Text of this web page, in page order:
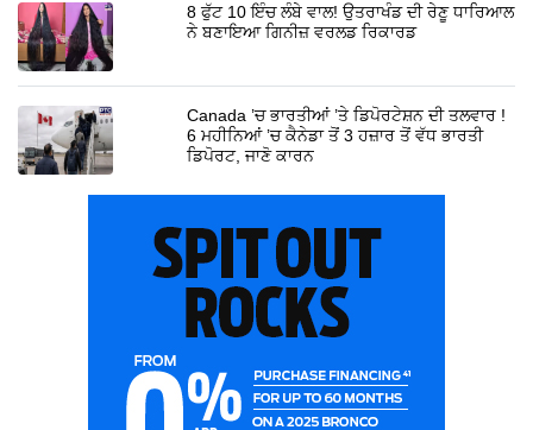
8 ਫੁੱਟ 10 ਇੰਚ ਲੰਬੇ ਵਾਲ! ਉਤਰਾਖੰਡ ਦੀ ਰੇਣੂ ਧਾਰਿਆਲ
ਨੇ ਬਣਾਇਆ ਗਿਨੀਜ਼ ਵਰਲਡ ਰਿਕਾਰਡ
Canada ’ਚ ਭਾਰਤੀਆਂ ’ਤੇ ਡਿਪੋਰਟੇਸ਼ਨ ਦੀ ਤਲਵਾਰ !
6 ਮਹੀਨਿਆਂ ’ਚ ਕੈਨੇਡਾ ਤੋਂ 3 ਹਜ਼ਾਰ ਤੋਂ ਵੱਧ ਭਾਰਤੀ
ਡਿਪੋਰਟ, ਜਾਣੋ ਕਾਰਨ